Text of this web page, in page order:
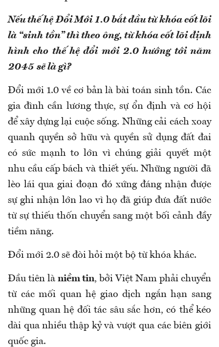
Nếu thế hệ Đổi Mới 1.0 bắt đầu từ khóa cốt lõi
là “sinh tồn” thì theo ông, từ khóa cốt lõi định
hình cho thế hệ đổi mới 2.0 hướng tới năm
2045 sẽ là gì?
Đổi mới 1.0 về cơ bản là bài toán sinh tồn. Các
gia đình cần lương thực, sự ổn định và cơ hội
để xây dựng lại cuộc sống. Những cải cách xoay
quanh quyền sở hữu và quyền sử dụng đất đai
có sức mạnh to lớn vì chúng giải quyết một
nhu cầu cấp bách và thiết yếu. Những người đã
lèo lái qua giai đoạn đó xứng đáng nhận được
sự ghi nhận lớn lao vì họ đã giúp đưa đất nước
từ sự thiếu thốn chuyển sang một bối cảnh đầy
tiềm năng.
Đổi mới 2.0 sẽ đòi hỏi một bộ từ khóa khác.
Đầu tiên là niềm tin, bởi Việt Nam phải chuyển
từ các mối quan hệ giao dịch ngắn hạn sang
những quan hệ đối tác sâu sắc hơn, có thể kéo
dài qua nhiều thập kỷ và vượt qua các biên giới
quốc gia.